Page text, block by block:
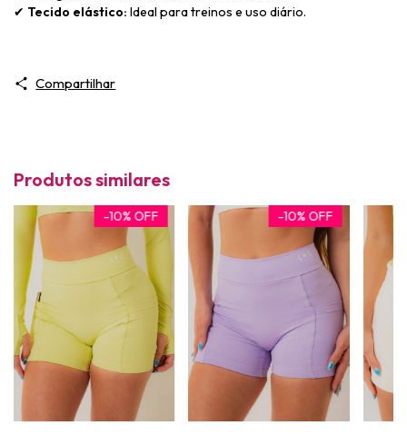
✔ Tecido elástico: Ideal para treinos e uso diário.
Compartilhar
Produtos similares
-10% OFF -10% OFF